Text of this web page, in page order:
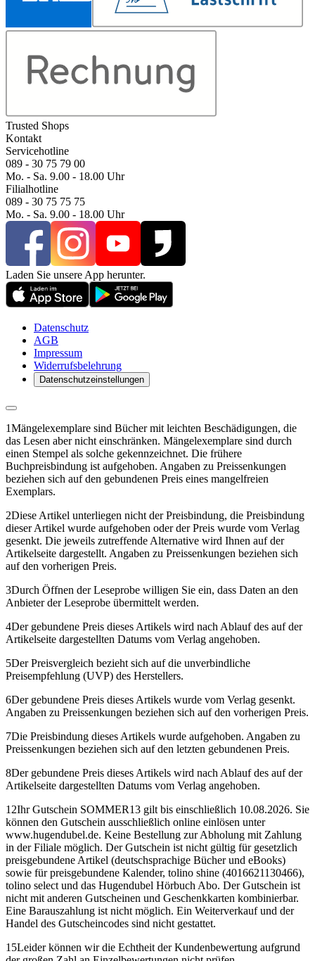
Trusted Shops
Kontakt
Servicehotline
089 - 30 75 79 00
Mo. - Sa. 9.00 - 18.00 Uhr
Filialhotline
089 - 30 75 75 75
Mo. - Sa. 9.00 - 18.00 Uhr
Laden Sie unsere App herunter.
Datenschutz
AGB
Impressum
Widerrufsbelehrung
Datenschutzeinstellungen
1Mängelexemplare sind Bücher mit leichten Beschädigungen, die
das Lesen aber nicht einschränken. Mängelexemplare sind durch
einen Stempel als solche gekennzeichnet. Die frühere
Buchpreisbindung ist aufgehoben. Angaben zu Preissenkungen
beziehen sich auf den gebundenen Preis eines mangelfreien
Exemplars.
2Diese Artikel unterliegen nicht der Preisbindung, die Preisbindung
dieser Artikel wurde aufgehoben oder der Preis wurde vom Verlag
gesenkt. Die jeweils zutreffende Alternative wird Ihnen auf der
Artikelseite dargestellt. Angaben zu Preissenkungen beziehen sich
auf den vorherigen Preis.
3Durch Öffnen der Leseprobe willigen Sie ein, dass Daten an den
Anbieter der Leseprobe übermittelt werden.
4Der gebundene Preis dieses Artikels wird nach Ablauf des auf der
Artikelseite dargestellten Datums vom Verlag angehoben.
5Der Preisvergleich bezieht sich auf die unverbindliche
Preisempfehlung (UVP) des Herstellers.
6Der gebundene Preis dieses Artikels wurde vom Verlag gesenkt.
Angaben zu Preissenkungen beziehen sich auf den vorherigen Preis.
7Die Preisbindung dieses Artikels wurde aufgehoben. Angaben zu
Preissenkungen beziehen sich auf den letzten gebundenen Preis.
8Der gebundene Preis dieses Artikels wird nach Ablauf des auf der
Artikelseite dargestellten Datums vom Verlag angehoben.
12Ihr Gutschein SOMMER13 gilt bis einschließlich 10.08.2026. Sie
können den Gutschein ausschließlich online einlösen unter
www.hugendubel.de. Keine Bestellung zur Abholung mit Zahlung
in der Filiale möglich. Der Gutschein ist nicht gültig für gesetzlich
preisgebundene Artikel (deutschsprachige Bücher und eBooks)
sowie für preisgebundene Kalender, tolino shine (4016621130466),
tolino select und das Hugendubel Hörbuch Abo. Der Gutschein ist
nicht mit anderen Gutscheinen und Geschenkkarten kombinierbar.
Eine Barauszahlung ist nicht möglich. Ein Weiterverkauf und der
Handel des Gutscheincodes sind nicht gestattet.
15Leider können wir die Echtheit der Kundenbewertung aufgrund